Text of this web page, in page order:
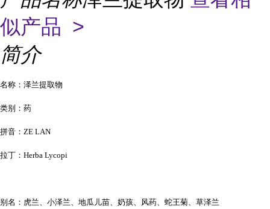
似产品 >
简介
名称：泽兰提取物
类别：药
拼音：ZE LAN
拉丁：Herba Lycopi
别名：虎兰、小泽兰、地瓜儿苗、奶孩、风药、蛇王菊、草泽兰